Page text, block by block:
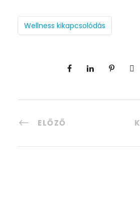
Wellness kikapcsolódás
ELŐZŐ